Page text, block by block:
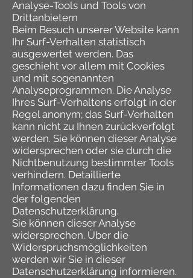
Analyse-Tools und Tools von
Drittanbietern
Beim Besuch unserer Website kann
Ihr Surf-Verhalten statistisch
ausgewertet werden. Das
geschieht vor allem mit Cookies
und mit sogenannten
Analyseprogrammen. Die Analyse
Ihres Surf-Verhaltens erfolgt in der
Regel anonym; das Surf-Verhalten
kann nicht zu Ihnen zurückverfolgt
werden. Sie können dieser Analyse
widersprechen oder sie durch die
Nichtbenutzung bestimmter Tools
verhindern. Detaillierte
Informationen dazu finden Sie in
der folgenden
Datenschutzerklärung.
Sie können dieser Analyse
widersprechen. Über die
Widerspruchsmöglichkeiten
werden wir Sie in dieser
Datenschutzerklärung informieren.